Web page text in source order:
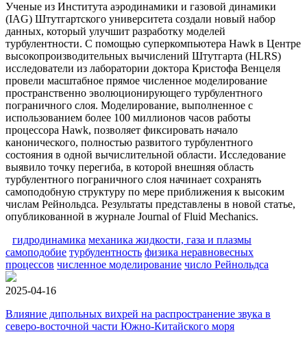
Ученые из Института аэродинамики и газовой динамики
(IAG) Штутгартского университета создали новый набор
данных, который улучшит разработку моделей
турбулентности. С помощью суперкомпьютера Hawk в Центре
высокопроизводительных вычислений Штутгарта (HLRS)
исследователи из лаборатории доктора Кристофа Венцеля
провели масштабное прямое численное моделирование
пространственно эволюционирующего турбулентного
пограничного слоя. Моделирование, выполненное с
использованием более 100 миллионов часов работы
процессора Hawk, позволяет фиксировать начало
канонического, полностью развитого турбулентного
состояния в одной вычислительной области. Исследование
выявило точку перегиба, в которой внешняя область
турбулентного пограничного слоя начинает сохранять
самоподобную структуру по мере приближения к высоким
числам Рейнольдса. Результаты представлены в новой статье,
опубликованной в журнале Journal of Fluid Mechanics.
гидродинамика механика жидкости, газа и плазмы
самоподобие турбулентность физика неравновесных
процессов численное моделирование число Рейнольдса
2025-04-16
Влияние дипольных вихрей на распространение звука в
северо-восточной части Южно-Китайского моря